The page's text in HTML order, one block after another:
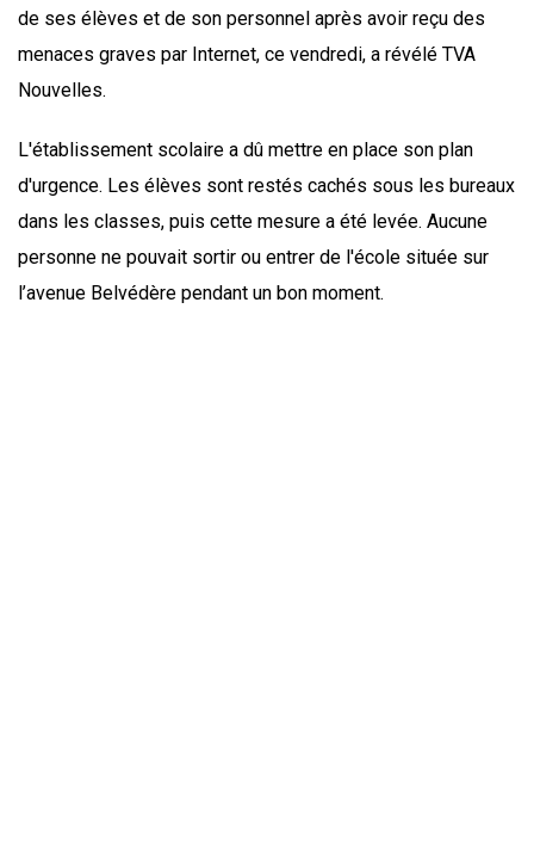
de ses élèves et de son personnel après avoir reçu des
menaces graves par Internet, ce vendredi, a révélé TVA
Nouvelles.
L'établissement scolaire a dû mettre en place son plan
d'urgence. Les élèves sont restés cachés sous les bureaux
dans les classes, puis cette mesure a été levée. Aucune
personne ne pouvait sortir ou entrer de l'école située sur
l’avenue Belvédère pendant un bon moment.